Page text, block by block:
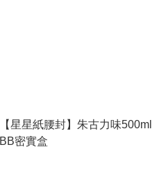
【星星紙腰封】朱古力味500ml
BB密實盒